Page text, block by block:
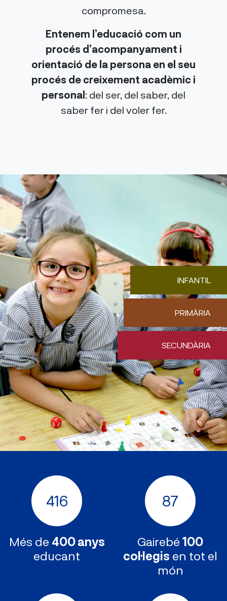
compromesa.
Entenem l’educació com un
procés d’acompanyament i
orientació de la persona en el seu
procés de creixement acadèmic i
personal: del ser, del saber, del
saber fer i del voler fer.
INFANTIL
PRIMÀRIA
SECUNDÀRIA
416
Més de 400 anys
educant
87
Gairebé 100
col·legis en tot el
món